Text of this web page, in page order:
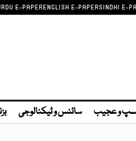
E-PAPERENGLISH E-PAPERSINDHI E-
و عجیب سائنس و ٹیکنالوجی